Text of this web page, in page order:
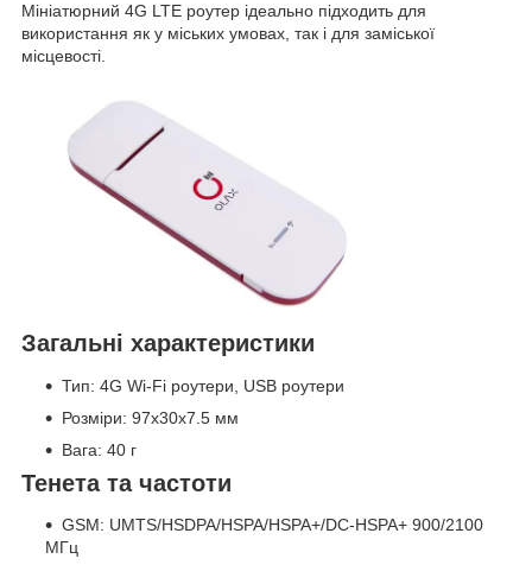
Мініатюрний 4G LTE роутер ідеально підходить для
використання як у міських умовах, так і для заміської
місцевості.
Загальні характеристики
Тип: 4G Wi-Fi роутери, USB роутери
Розміри: 97x30x7.5 мм
Вага: 40 г
Тенета та частоти
GSM: UMTS/HSDPA/HSPA/HSPA+/DC-HSPA+ 900/2100
МГц